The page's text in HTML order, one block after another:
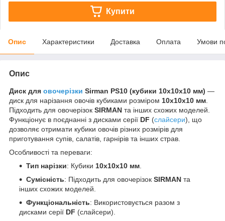
Купити
Опис Характеристики Доставка Оплата Умови
Опис
Диск для овочерізки Sirman PS10 (кубики 10x10x10 мм) —
диск для нарізання овочів кубиками розміром 10x10x10 мм
Підходить для овочерізок SIRMAN та інших схожих моделей.
Функціонує в поєднанні з дисками серії DF (слайсери), що
дозволяє отримати кубики овочів різних розмірів для
приготування супів, салатів, гарнірів та інших страв.
Особливості та переваги:
Тип нарізки: Кубики 10x10x10 мм
Сумісність: Підходить для овочерізок SIRMAN та
інших схожих моделей.
Функціональність: Використовується разом з
дисками серії DF (слайсери).